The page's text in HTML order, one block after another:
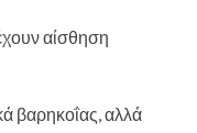
αίσθηση
βαρηκοΐας, αλλά